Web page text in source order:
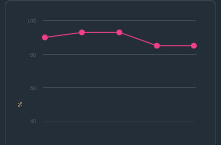
%
40
60
80
100